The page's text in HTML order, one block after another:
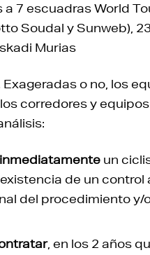
7 escuadras World
Soudal y Sunweb),
Murias
o no, los
corredores y
un
de un control
del procedimiento y/
, en los 2 años